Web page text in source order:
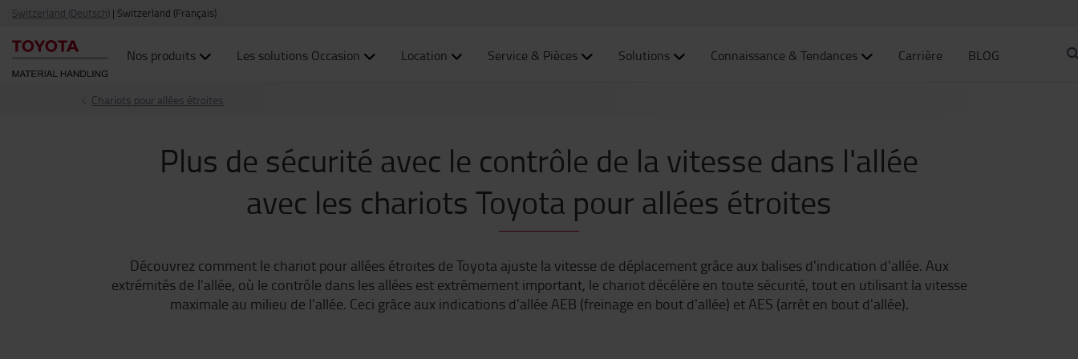
Switzerland (Deutsch) | Switzerland (Français)
Nos produits Les solutions Occasion Location Service & Pièces Solutions Connaissance & Tendances Carrière BLOG
Chariots pour allées étroites
Plus de sécurité avec le contrôle de la vitesse dans l'allée
avec les chariots Toyota pour allées étroites
Découvrez comment le chariot pour allées étroites de Toyota ajuste la vitesse de déplacement grâce aux balises d'indication d'allée. Aux
extrémités de l'allée, où le contrôle dans les allées est extrêmement important, le chariot décélère en toute sécurité, tout en utilisant la vitesse
maximale au milieu de l'allée. Ceci grâce aux indications d'allée AEB (freinage en bout d'allée) et AES (arrêt en bout d'allée).